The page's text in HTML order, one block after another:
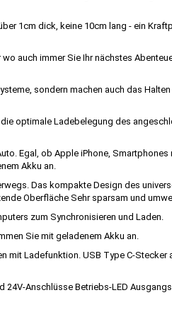
1cm dick, keine 10cm lang - ein
auch immer Sie Ihr nächstes
sondern machen auch das
optimale Ladebelegung des
Egal, ob Apple iPhone, Smartphones
Akku an.
Das kompakte Design des
Oberfläche Sehr sparsam und
zum Synchronisieren und Laden.
Sie mit geladenem Akku an.
mit Ladefunktion. USB Type C-Stecker
Anschlüsse Betriebs-LED